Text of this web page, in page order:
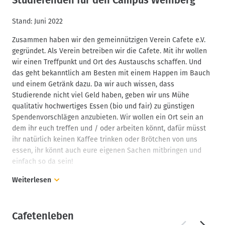
Stand: Juni 2022
Zusammen haben wir den gemeinnützigen Verein Cafete e.V.
gegründet. Als Verein betreiben wir die Cafete. Mit ihr wollen
wir einen Treffpunkt und Ort des Austauschs schaffen. Und
das geht bekanntlich am Besten mit einem Happen im Bauch
und einem Getränk dazu. Da wir auch wissen, dass
Studierende nicht viel Geld haben, geben wir uns Mühe
qualitativ hochwertiges Essen (bio und fair) zu günstigen
Spendenvorschlägen anzubieten. Wir wollen ein Ort sein an
dem ihr euch treffen und / oder arbeiten könnt, dafür müsst
ihr natürlich keinen Kaffee trinken oder Brötchen von uns
essen, ihr könnt auch eure eigenen Sachen mitbringen und
einfach so da sein!
Kursänderungen, verlorene Schlüssel oder für spontane
Weiterlesen
Cafetenleben